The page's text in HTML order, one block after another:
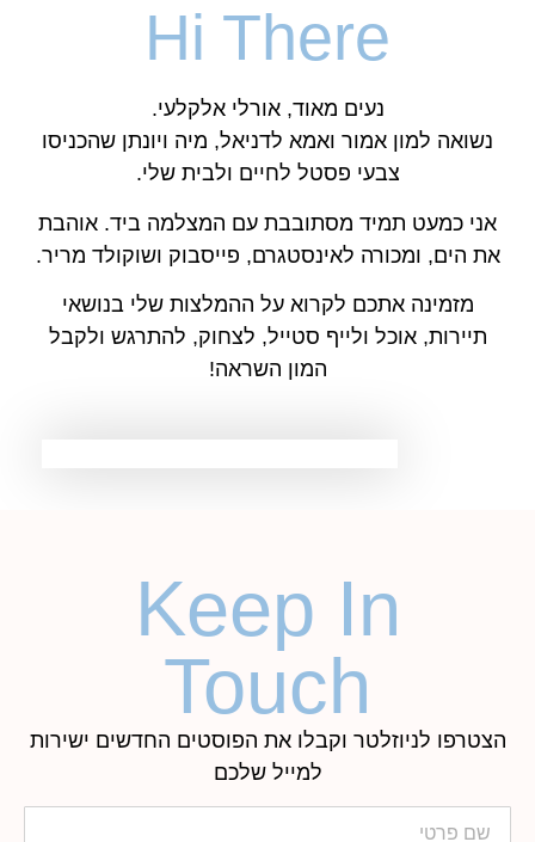
Hi There
נעים מאוד, אורלי אלקלעי.
נשואה למון אמור ואמא לדניאל, מיה ויונתן שהכניסו
צבעי פסטל לחיים ולבית שלי.
אני כמעט תמיד מסתובבת עם המצלמה ביד. אוהבת
את הים, ומכורה לאינסטגרם, פייסבוק ושוקולד מריר.
מזמינה אתכם לקרוא על ההמלצות שלי בנושאי
תיירות, אוכל ולייף סטייל, לצחוק, להתרגש ולקבל
המון השראה!
Keep In
Touch
הצטרפו לניוזלטר וקבלו את הפוסטים החדשים ישירות
למייל שלכם